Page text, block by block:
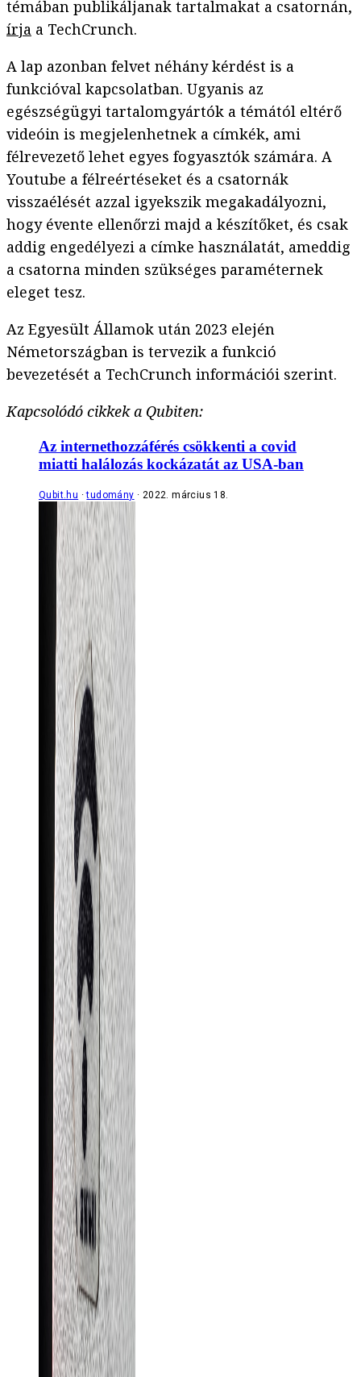
témában publikáljanak tartalmakat a csatornán,
írja a TechCrunch.
A lap azonban felvet néhány kérdést is a
funkcióval kapcsolatban. Ugyanis az
egészségügyi tartalomgyártók a témától eltérő
videóin is megjelenhetnek a címkék, ami
félrevezető lehet egyes fogyasztók számára. A
Youtube a félreértéseket és a csatornák
visszaélését azzal igyekszik megakadályozni,
hogy évente ellenőrzi majd a készítőket, és csak
addig engedélyezi a címke használatát, ameddig
a csatorna minden szükséges paraméternek
eleget tesz.
Az Egyesült Államok után 2023 elején
Németországban is tervezik a funkció
bevezetését a TechCrunch információi szerint.
Kapcsolódó cikkek a Qubiten:
Az internethozzáférés csökkenti a covid
miatti halálozás kockázatát az USA-ban
Qubit.hu tudomány 2022. március 18.